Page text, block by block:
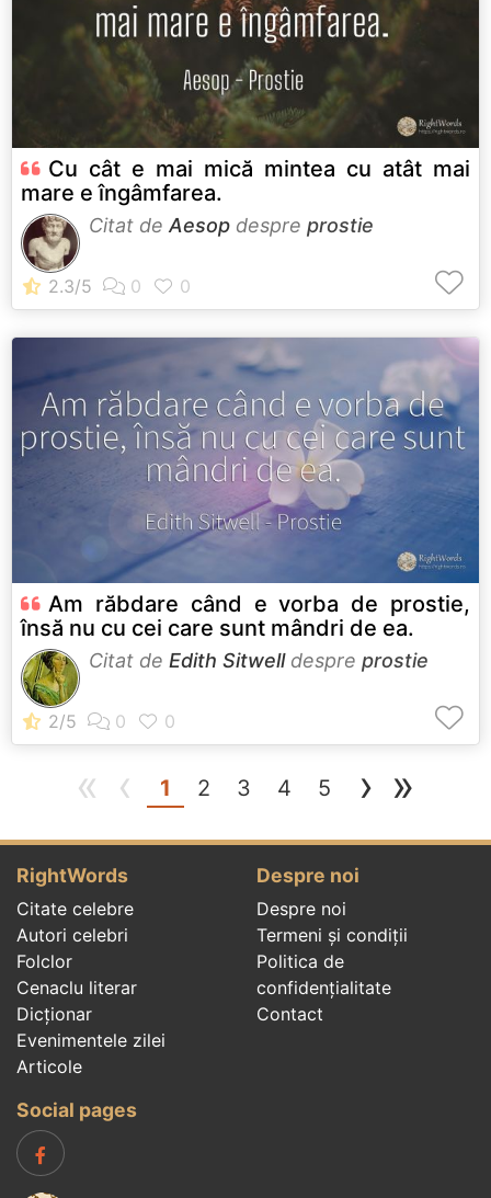
Cu cât e mai mică mintea cu atât mai
mare e îngâmfarea.
Citat de Aesop despre prostie
Am răbdare când e vorba de prostie,
însă nu cu cei care sunt mândri de ea.
Citat de Edith Sitwelldespre prostie
« ‹ 1 (current)
2 3 4 5 › »
RightWords
Citate celebre
Autori celebri
Folclor
Cenaclu literar
Dicționar
Evenimentele zilei
Articole
Despre noi
Despre noi
Termeni și condiții
Politica de
confidenţialitate
Contact
Social pages